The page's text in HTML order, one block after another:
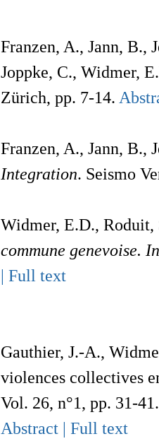
Franzen, A., Jann, B.,
Joppke, C., Widmer,
Zürich, pp. 7-14.
Franzen, A., Jann, B.,
Integration. Seismo
Widmer, E.D.,
commune genevoise.
| Full text
Gauthier, J.-A.,
violences collectives
Vol. 26, n°1, pp. 31-41.
Abstract | Full text